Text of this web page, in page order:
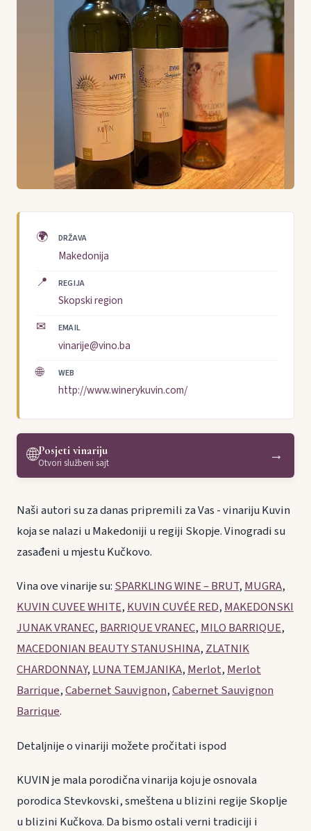
🌍 DRŽAVA
Makedonija
📍 REGIJA
Skopski region
✉ EMAIL
vinarije@vino.ba
🌐 WEB
http://www.winerykuvin.com/
🌐Posjeti vinariju
Otvori službeni sajt →
Naši autori su za danas pripremili za Vas - vinariju Kuvin
koja se nalazi u Makedoniji u regiji Skopje. Vinogradi su
zasađeni u mjestu Kučkovo.
Vina ove vinarije su:SPARKLING WINE – BRUT,MUGRA,
KUVIN CUVEE WHITE,KUVIN CUVÉE RED,MAKEDONSKI
JUNAK VRANEC,BARRIQUE VRANEC,MILO BARRIQUE,
MACEDONIAN BEAUTY STANUSHINA,ZLATNIK
CHARDONNAY,LUNA TEMJANIKA,Merlot,Merlot
Barrique,Cabernet Sauvignon,Cabernet Sauvignon
Barrique.
Detaljnije o vinariji možete pročitati ispod
KUVIN je mala porodična vinarija koju je osnovala
porodica Stevkovski, smeštena u blizini regije Skoplje
u blizini Kučkova. Da bismo ostali verni tradiciji i